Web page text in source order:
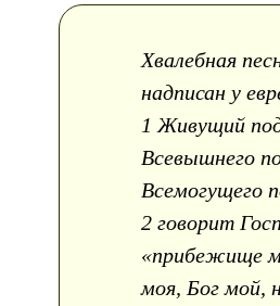
Хвалебная
надписан у
1 Живущий
Всевышнего
Всемогущего
2 говорит
«прибежище
моя, Бог мой,